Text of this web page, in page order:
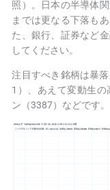
照）。日本の半導体
までは更なる下落も
た、銀行、証券など
してください。
注目すべき銘柄は暴
1）、あえて変動生
ン（3387）などです。